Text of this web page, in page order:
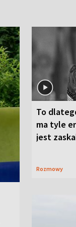
To
ma tyle
jest
Rozmowy